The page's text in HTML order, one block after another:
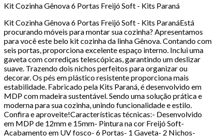
Kit Cozinha Gênova 6 Portas Freijó Soft - Kits Paraná
Kit Cozinha Gênova 6 Portas Freijó Soft - Kits ParanáEstá
procurando móveis para montar sua cozinha? Apresentamos
para você este belo kit cozinha da linha Gênova. Contando com
seis portas, proporciona excelente espaço interno. Inclui uma
gaveta com corrediças telescópicas, garantindo um deslizar
suave. Trazendo dois nichos perfeitos para organizar ou
decorar. Os pés em plástico resistente proporciona mais
estabilidade. Fabricado pela Kits Paraná, é desenvolvido em
MDP com madeira sustentável. Sendo uma solução prática e
moderna para sua cozinha, unindo funcionalidade e estilo.
Confira e aproveite!Características técnicas:- Desenvolvido
em MDP de 12mm e 15mm- Pintura na cor Freijó Soft-
Acabamento em UV fosco- 6 Portas- 1 Gaveta- 2 Nichos-